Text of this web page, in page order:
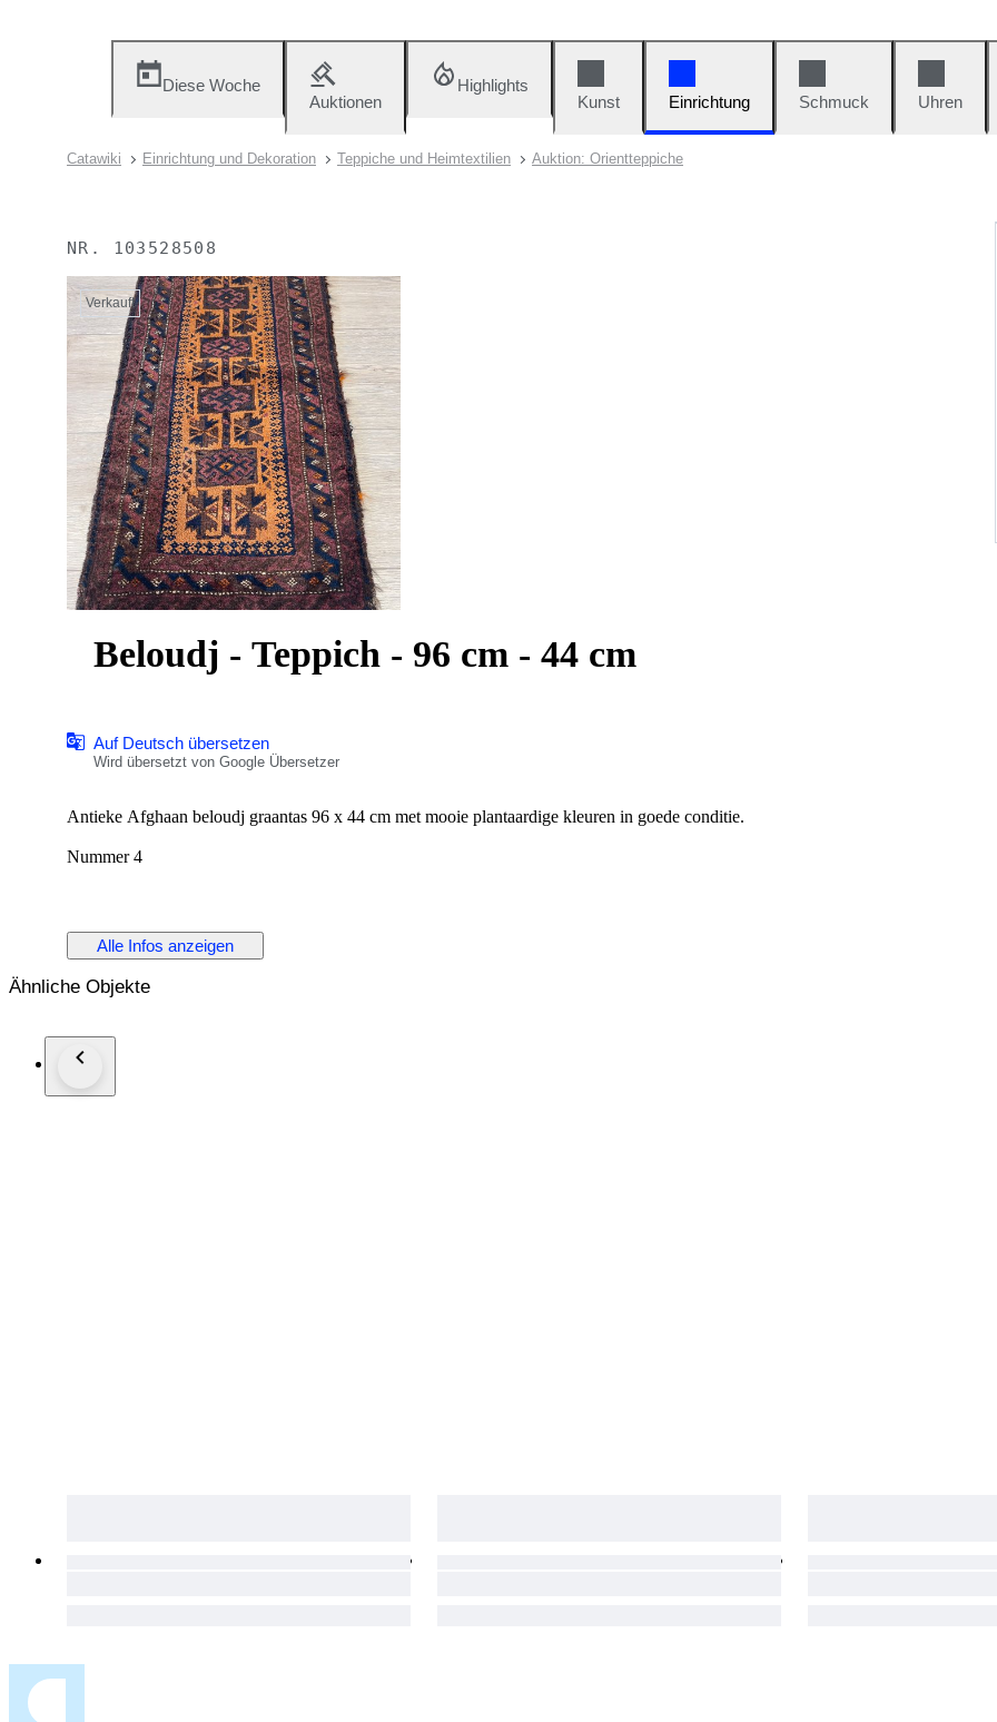
Diese Woche
Auktionen
Highlights
Kunst
Einrichtung Schmuck Uhren
Catawiki Einrichtung und Dekoration Teppiche und Heimtextilien Auktion: Orientteppiche
NR. 103528508
Verkauft
Beloudj - Teppich - 96 cm - 44 cm
Auf Deutsch übersetzen
Wird übersetzt von Google Übersetzer
Antieke Afghaan beloudj graantas 96 x 44 cm met mooie plantaardige kleuren in goede conditie.
Nummer 4
Alle Infos anzeigen
Ähnliche Objekte